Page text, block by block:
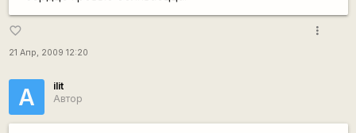
favorite_border
21 Апр, 2009 12:20
more_vert
А
ilit
Автор